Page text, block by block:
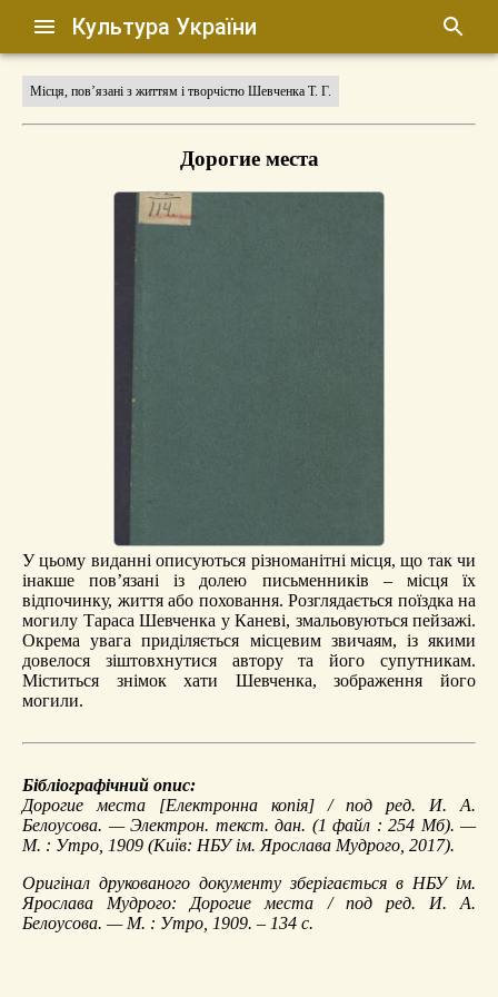
Культура України
Місця, пов’язані з життям і творчістю Шевченка Т. Г.
Дорогие места
У цьому виданні описуються різноманітні місця, що так чи
інакше пов’язані із долею письменників – місця їх
відпочинку, життя або поховання. Розглядається поїздка на
могилу Тараса Шевченка у Каневі, змальовуються пейзажі.
Окрема увага приділяється місцевим звичаям, із якими
довелося зіштовхнутися автору та його супутникам.
Міститься знімок хати Шевченка, зображення його
могили.
Бібліографічний опис:
Дорогие места [Електронна копія] / под ред. И. А.
Белоусова. — Электрон. текст. дан. (1 файл : 254 Мб). —
М. : Утро, 1909 (Київ: НБУ ім. Ярослава Мудрого, 2017).
Оригінал друкованого документу зберігається в НБУ ім.
Ярослава Мудрого: Дорогие места / под ред. И. А.
Белоусова. — М. : Утро, 1909. – 134 с.